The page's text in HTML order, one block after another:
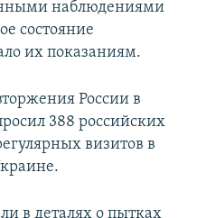
наблюдениями
состояние
их показаниям.
России в
388 российских
визитов в
в деталях о пытках